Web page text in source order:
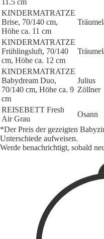
11.5 cm
KINDERMATRATZE
Brise, 70/140 cm,
Höhe ca. 11 cm
KINDERMATRATZE
Frühlingsluft, 70/140
cm, Höhe ca. 12 cm
KINDERMATRATZE
Babydream Duo,
70/140 cm, Höhe ca. 9
cm
Julius
Zöllner
REISEBETT Fresh
Air Grau
Osann
*Der Preis der gezeigten
Unterschiede aufweisen.
Werde benachrichtigt, sobald